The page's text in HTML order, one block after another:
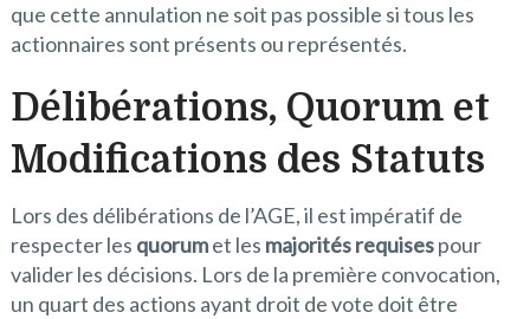
que cette annulation ne soit pas possible si tous les
actionnaires sont présents ou représentés.
Délibérations, Quorum et
Modifications des Statuts
Lors des délibérations de l’AGE, il est impératif de
respecter les quorumet les majorités requisespour
valider les décisions. Lors de la première convocation,
un quart des actions ayant droit de vote doit être